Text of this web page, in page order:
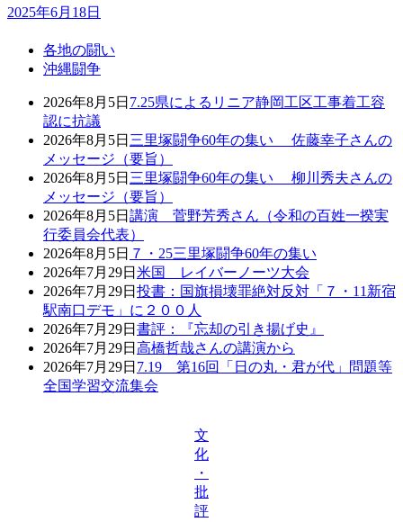
2025年6月18日
各地の闘い
沖縄闘争
2026年8月5日 7.25県によるリニア静岡工区工事着工容
認に抗議
2026年8月5日 三里塚闘争60年の集い 佐藤幸子さんの
メッセージ（要旨）
2026年8月5日 三里塚闘争60年の集い 柳川秀夫さんの
メッセージ（要旨）
2026年8月5日 講演 菅野芳秀さん（令和の百姓一揆実
行委員会代表）
2026年8月5日 ７・25三里塚闘争60年の集い
2026年7月29日 米国 レイバーノーツ大会
2026年7月29日 投書：国旗損壊罪絶対反対「７・11新宿
駅南口デモ」に２００人
2026年7月29日 書評：『忘却の引き揚げ史』
2026年7月29日 高橋哲哉さんの講演から
2026年7月29日 7.19 第16回「日の丸・君が代」問題等
全国学習交流集会
文
化
・
批
評